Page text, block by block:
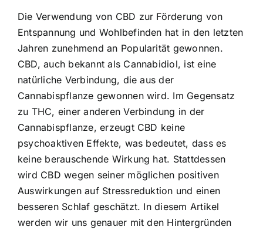
Die Verwendung von CBD zur Förderung von
Entspannung und Wohlbefinden hat in den letzten
Jahren zunehmend an Popularität gewonnen.
CBD, auch bekannt als Cannabidiol, ist eine
natürliche Verbindung, die aus der
Cannabispflanze gewonnen wird. Im Gegensatz
zu THC, einer anderen Verbindung in der
Cannabispflanze, erzeugt CBD keine
psychoaktiven Effekte, was bedeutet, dass es
keine berauschende Wirkung hat. Stattdessen
wird CBD wegen seiner möglichen positiven
Auswirkungen auf Stressreduktion und einen
besseren Schlaf geschätzt. In diesem Artikel
werden wir uns genauer mit den Hintergründen